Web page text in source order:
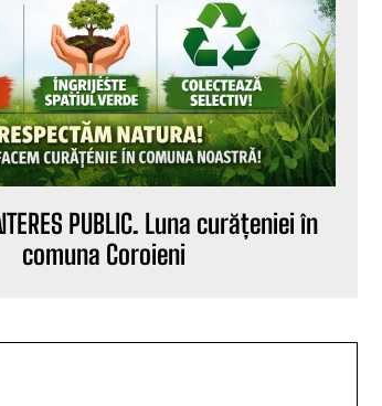
PUBLIC. Luna curățeniei în
comuna Coroieni